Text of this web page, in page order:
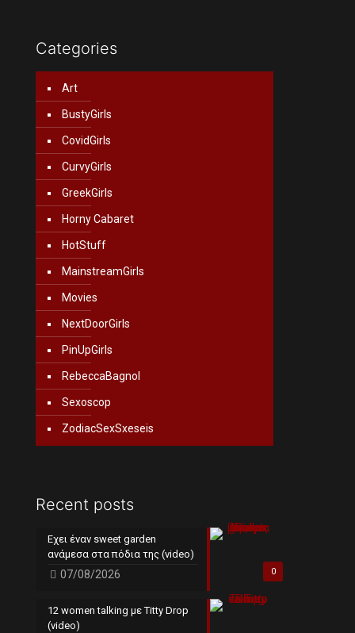
Categories
Art
BustyGirls
CovidGirls
CurvyGirls
GreekGirls
Horny Cabaret
HotStuff
MainstreamGirls
Movies
NextDoorGirls
PinUpGirls
RebeccaBagnol
Sexoscop
ZodiacSexSxeseis
Recent posts
0
Εχει έναν sweet garden
ανάμεσα στα πόδια της (video)
07/08/2026
12 women talking με Titty Drop
(video)